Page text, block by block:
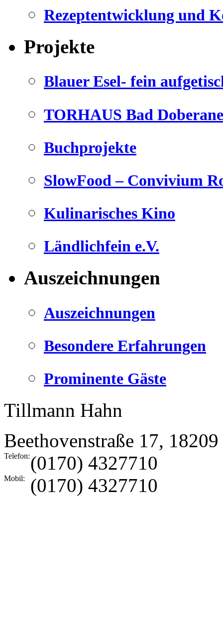
Rezeptentwicklung und
Projekte
Blauer Esel- fein
TORHAUS Bad
Buchprojekte
SlowFood – Convivium
Kulinarisches Kino
Ländlichfein e.V.
Auszeichnungen
Auszeichnungen
Besondere Erfahrungen
Prominente Gäste
Tillmann Hahn
Beethovenstraße 17, 18209
Telefon:(0170) 4327710
Mobil: (0170) 4327710